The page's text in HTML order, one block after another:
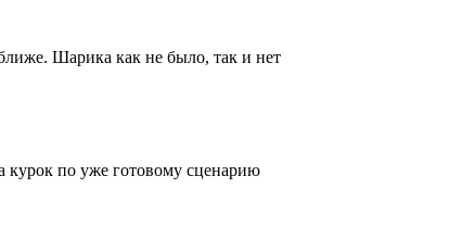
Шарика как не было, так и нет
курок по уже готовому сценарию